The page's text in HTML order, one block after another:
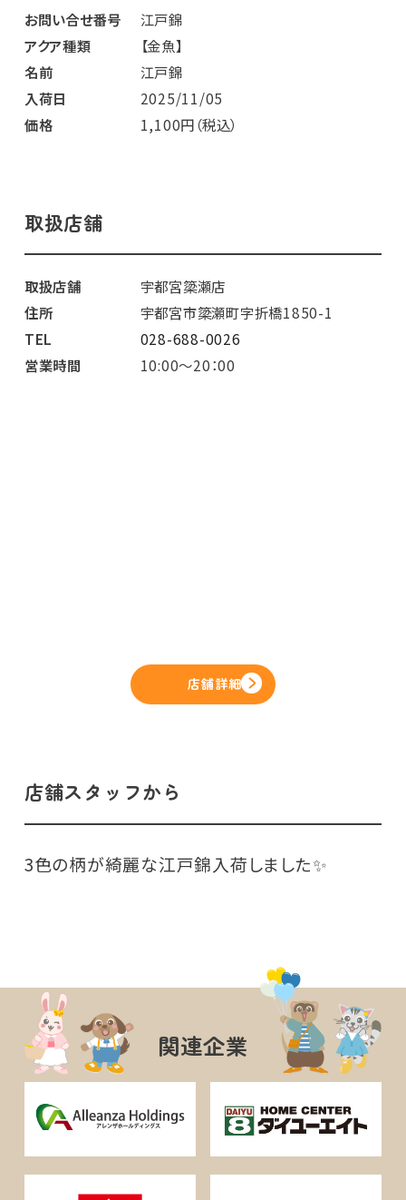
お問い合せ番号
江戸錦
アクア種類
【金魚】
名前
江戸錦
入荷日
2025/11/05
価格
1,100円（税込）
取扱店舗
取扱店舗
宇都宮簗瀬店
住所
宇都宮市簗瀬町字折橋1850-1
TEL
028-688-0026
営業時間
10:00～20：00
店舗詳細
店舗スタッフから
3色の柄が綺麗な江戸錦入荷しました✨️
関連企業